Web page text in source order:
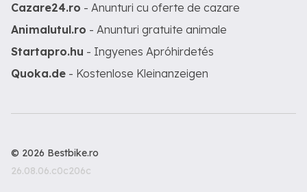
Cazare24.ro - Anunturi cu oferte de cazare
Animalutul.ro - Anunturi gratuite animale
Startapro.hu - Ingyenes Apróhirdetés
Quoka.de - Kostenlose Kleinanzeigen
© 2026 Bestbike.ro
26.08.06.c0c206c